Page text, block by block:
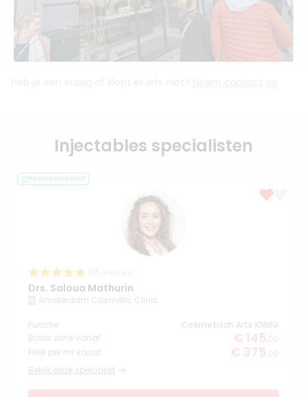
Injectables specialisten
Best beoordeeld
Drs. Saloua Mathurin
Amsterdam Cosmetic Clinic
Functie
Cosmetisch Arts KNMG
Botox zone vanaf
€ 145 ,00
Filler per ml vanaf
€ 375 ,00
Bekijk deze specialist